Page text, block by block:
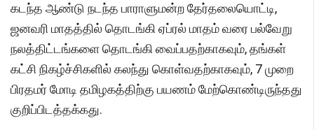
கடந்த ஆண்டு நடந்த பாராளுமன்ற தேர்தலையொட்டி,
ஜனவரி மாதத்தில் தொடங்கி ஏப்ரல் மாதம் வரை பல்வேறு
நலத்திட்டங்களை தொடங்கி வைப்பதற்காகவும், தங்கள்
கட்சி நிகழ்ச்சிகளில் கலந்து கொள்வதற்காகவும், 7 முறை
பிரதமர் மோடி தமிழகத்திற்கு பயணம் மேற்கொண்டிருந்தது
குறிப்பிடத்தக்கது.